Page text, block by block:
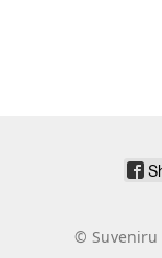
© Suveniru